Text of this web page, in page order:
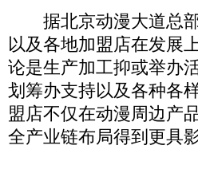
据北京动漫大道总部
以及各地加盟店在发展
论是生产加工抑或举办
划筹办支持以及各种各
盟店不仅在动漫周边产
全产业链布局得到更具